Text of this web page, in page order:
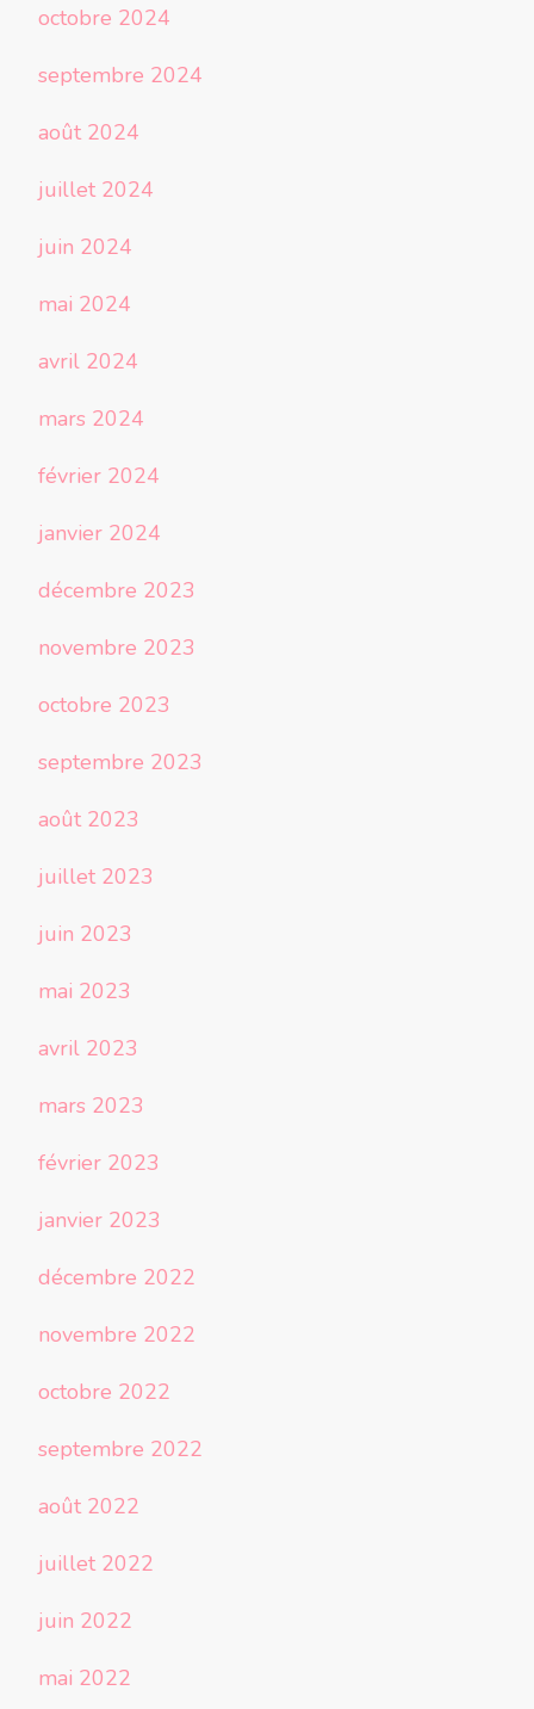
octobre 2024
septembre 2024
août 2024
juillet 2024
juin 2024
mai 2024
avril 2024
mars 2024
février 2024
janvier 2024
décembre 2023
novembre 2023
octobre 2023
septembre 2023
août 2023
juillet 2023
juin 2023
mai 2023
avril 2023
mars 2023
février 2023
janvier 2023
décembre 2022
novembre 2022
octobre 2022
septembre 2022
août 2022
juillet 2022
juin 2022
mai 2022